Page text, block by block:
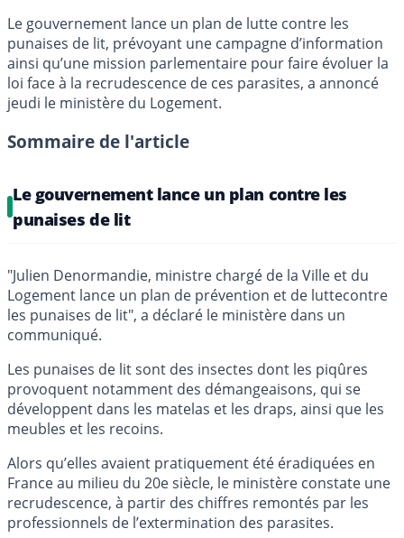
Le gouvernement lance un plan de lutte contre les
punaises de lit, prévoyant une campagne d’information
ainsi qu’une mission parlementaire pour faire évoluer la
loi face à la recrudescence de ces parasites, a annoncé
jeudi le ministère du Logement.
Sommaire de l'article
Le gouvernement lance un plan contre les
punaises de lit
"Julien Denormandie, ministre chargé de la Ville et du
Logement lance un plan de prévention et de luttecontre
les punaises de lit", a déclaré le ministère dans un
communiqué.
Les punaises de lit sont des insectes dont les piqûres
provoquent notamment des démangeaisons, qui se
développent dans les matelas et les draps, ainsi que les
meubles et les recoins.
Alors qu’elles avaient pratiquement été éradiquées en
France au milieu du 20e siècle, le ministère constate une
recrudescence, à partir des chiffres remontés par les
professionnels de l’extermination des parasites.